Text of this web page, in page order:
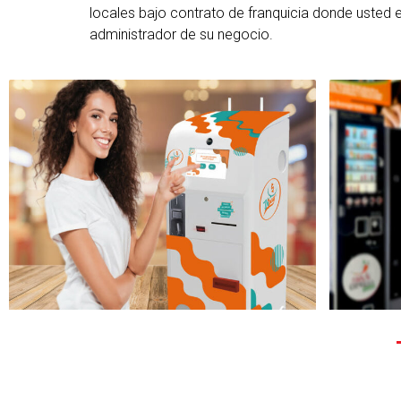
locales bajo contrato de franquicia donde usted
administrador de su negocio.